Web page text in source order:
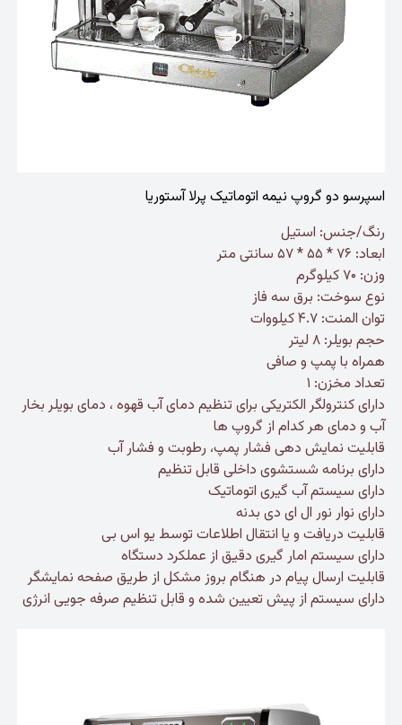
اسپرسو دو گروپ نیمه اتوماتیک پرلا آستوریا
رنگ/جنس: استیل
ابعاد: ۷۶ * ۵۵ * ۵۷ سانتی متر
وزن: ۷۰ کیلوگرم
نوع سوخت: برق سه فاز
توان المنت: ۴.۷ کیلووات
حجم بویلر: ۸ لیتر
همراه با پمپ و صافی
تعداد مخزن: ۱
دارای کنترولگر الکتریکی برای تنظیم دمای آب قهوه ، دمای بویلر بخار
آب و دمای هر کدام از گروپ ها
قابلیت نمایش دهی فشار پمپ، رطوبت و فشار آب
دارای برنامه شستشوی داخلی قابل تنظیم
دارای سیستم آب گیری اتوماتیک
دارای نوار نور ال ای دی بدنه
قابلیت دریافت و یا انتقال اطلاعات توسط یو اس بی
دارای سیستم امار گیری دقیق از عملکرد دستگاه
قابلیت ارسال پیام در هنگام بروز مشکل از طریق صفحه نمایشگر
دارای سیستم از پیش تعیین شده و قابل تنظیم صرفه جویی انرژی